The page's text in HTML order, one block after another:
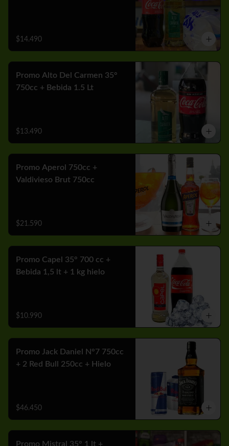
$14.490
Promo Alto Del Carmen 35°
750cc + Bebida 1.5 Lt
$13.490
Promo Aperol 750cc +
Valdivieso Brut 750cc
$21.590
Promo Capel 35° 700 cc +
Bebida 1,5 lt + 1 kg hielo
$10.990
Promo Jack Daniel N°7 750cc
+ 2 Red Bull 250cc + Hielo
$46.450
Promo Mistral 35° 1 lt +